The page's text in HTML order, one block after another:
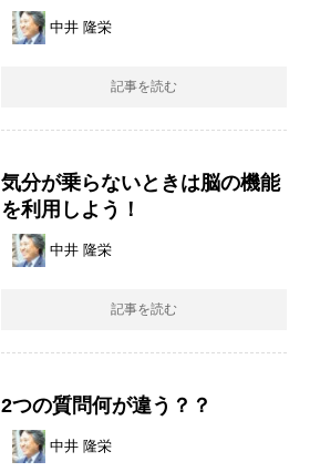
中井 隆栄
記事を読む
気分が乗らないときは脳の機能
を利用しよう！
中井 隆栄
記事を読む
2つの質問何が違う？？
中井 隆栄